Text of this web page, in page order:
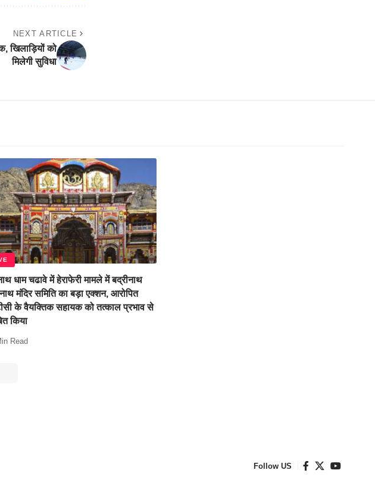
NEXT ARTICLE
खिलाड़ियों को
मिलेगी सुविधा
धाम चढावे में हेराफेरी मामले में बद्रीनाथ
मंदिर समिति का बड़ा एक्शन, आरोपित
के वैयक्तिक सहायक को तत्काल प्रभाव से
किया
Read
Follow US